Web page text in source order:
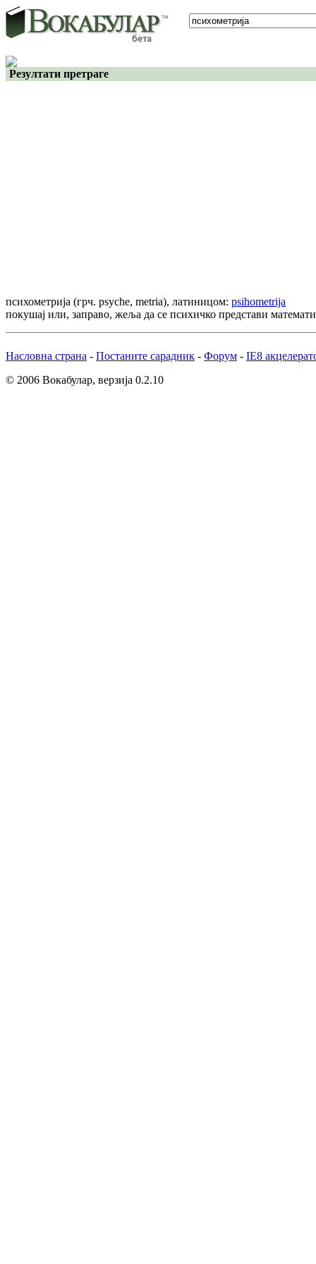
Резултати претраге
психометрија (грч. psyche, metria), латиницом: psihometrija
покушај или, заправо, жеља да се психичко представи
Насловна страна - Постаните сарадник - Форум - IE8
© 2006 Вокабулар, верзија 0.2.10